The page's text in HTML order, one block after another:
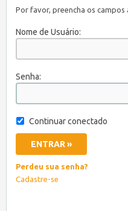
Por favor, preencha os
Nome de Usuário:
Senha:
Continuar conectado
Perdeu sua senha?
Cadastre-se